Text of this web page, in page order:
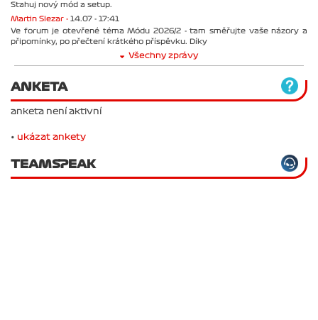
Stahuj nový mód a setup.
Martin Slezar - 14.07 - 17:41
Ve forum je otevřené téma Módu 2026/2 - tam směřujte vaše názory a
připomínky, po přečtení krátkého příspěvku. Díky
Všechny zprávy
ANKETA
anketa není aktivní
• ukázat ankety
TEAMSPEAK